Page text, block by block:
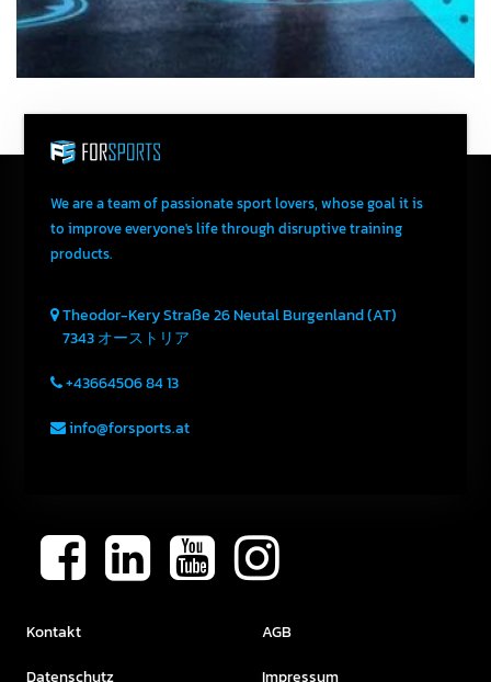
We are a team of passionate sport lovers, whose goal it is
to improve everyone's life through disruptive training
products.
Theodor-Kery Straße 26NeutalBurgenland (AT)
7343オーストリア
+43664506 84 13
info@forsports.at
Kontakt
Datenschutz
AGB
Impressum